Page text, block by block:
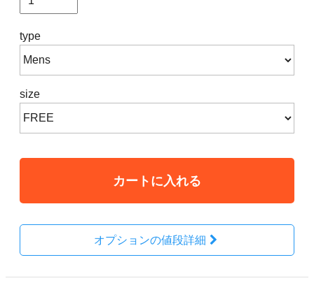
type
size
カートに入れる
オプションの値段詳細